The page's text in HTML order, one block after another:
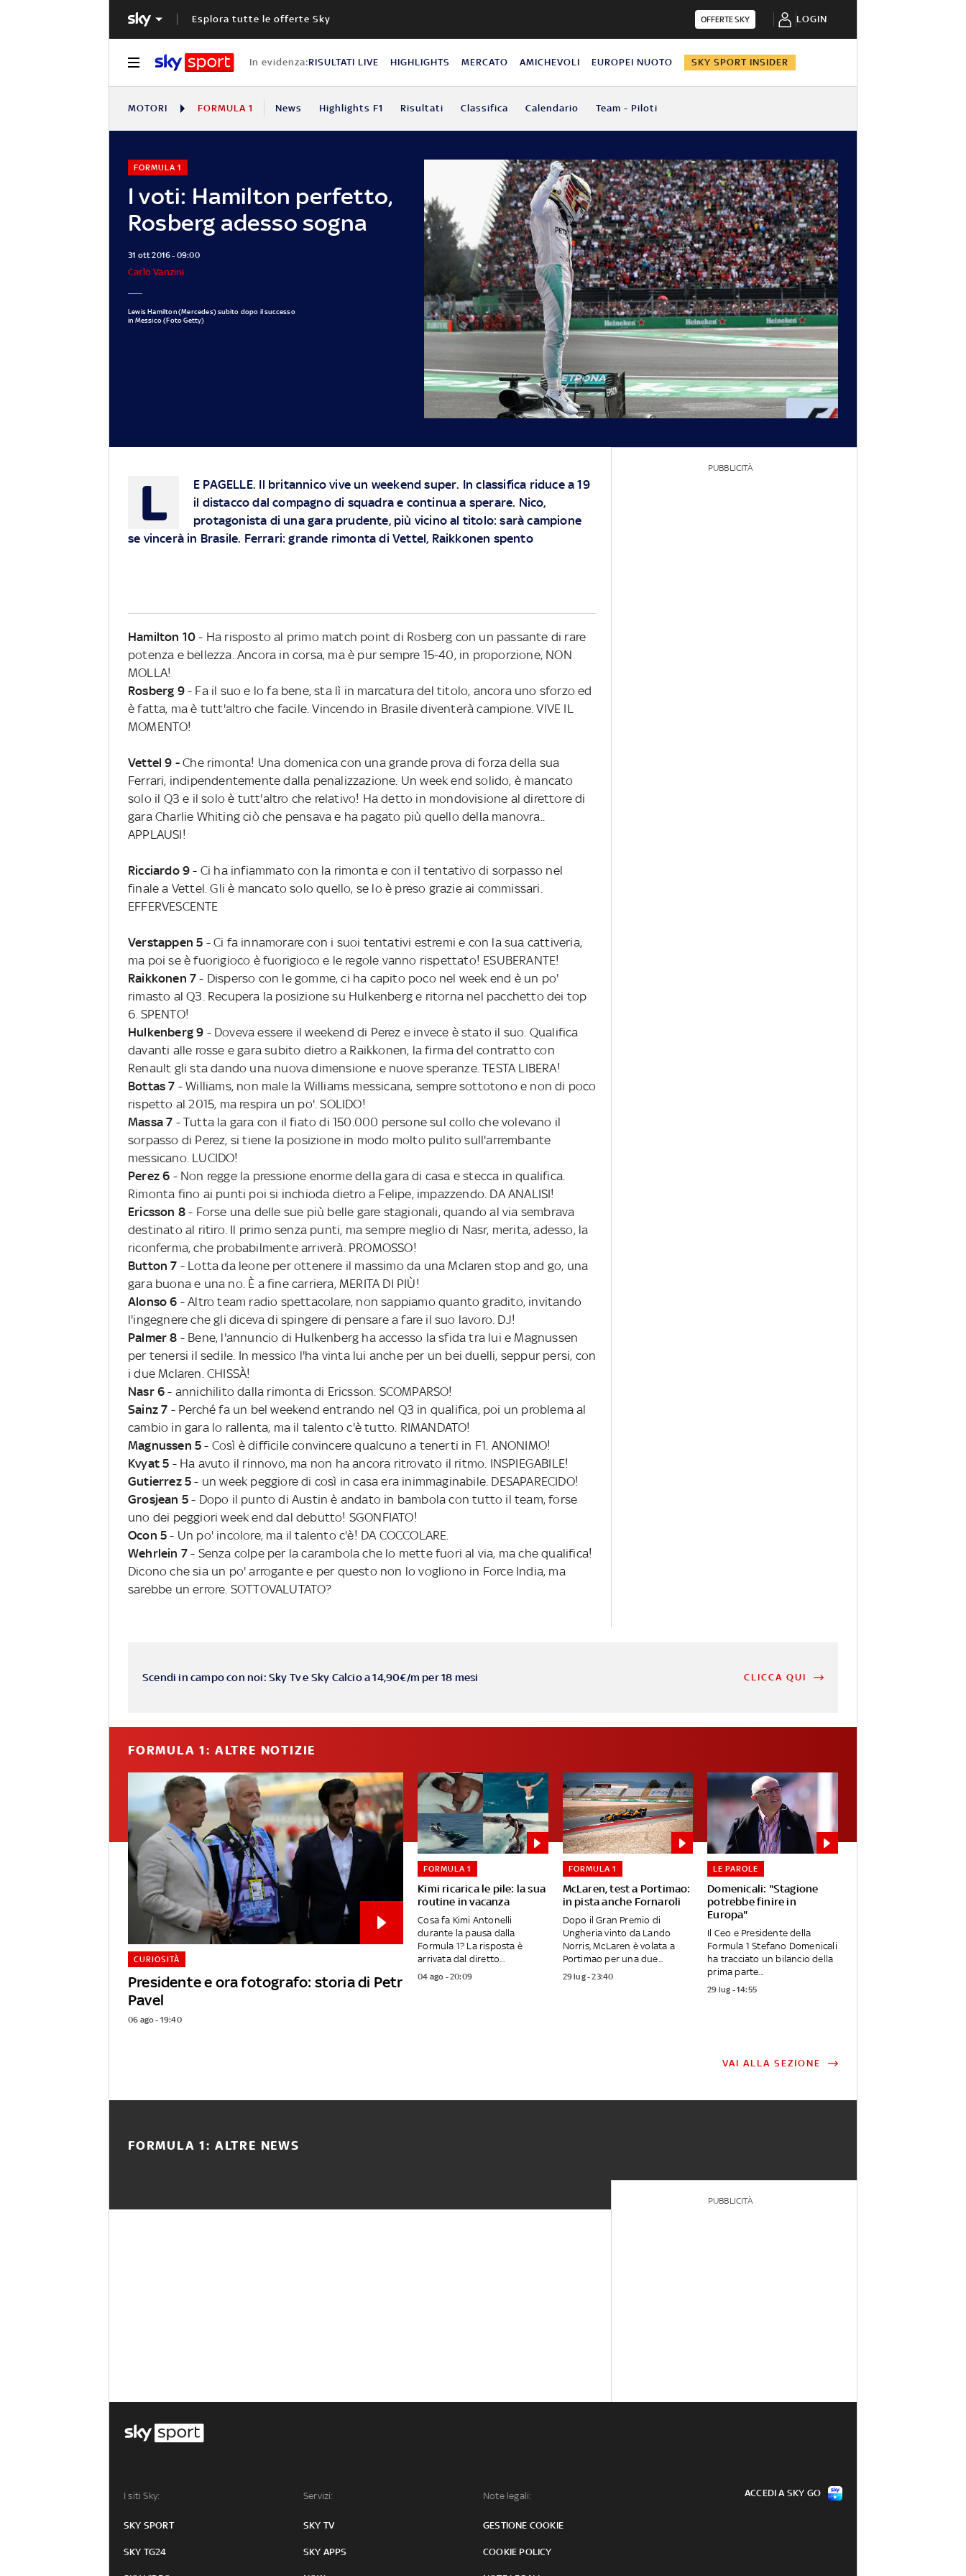
Esplora tutte le offerte Sky OFFERTE SKY LOGIN
In evidenza:RISULTATI LIVE HIGHLIGHTS MERCATO AMICHEVOLI EUROPEI NUOTO SKY SPORT INSIDER
MOTORI FORMULA 1 News Highlights F1 Risultati Classifica Calendario Team - Piloti
I voti: Hamilton perfetto,
Rosberg adesso sogna
FORMULA 1
31 ott 2016 - 09:00
Carlo Vanzini
Lewis Hamilton (Mercedes) subito dopo il successo
in Messico (Foto Getty)
L E PAGELLE. Il britannico vive un weekend super. In classifica riduce a 19
il distacco dal compagno di squadra e continua a sperare. Nico,
protagonista di una gara prudente, più vicino al titolo: sarà campione
se vincerà in Brasile. Ferrari: grande rimonta di Vettel, Raikkonen spento
Hamilton 10- Ha risposto al primo match point di Rosberg con un passante di rare
potenza e bellezza. Ancora in corsa, ma è pur sempre 15-40, in proporzione, NON
MOLLA!
Rosberg 9 - Fa il suo e lo fa bene, sta lì in marcatura del titolo, ancora uno sforzo ed
è fatta, ma è tutt'altro che facile. Vincendo in Brasile diventerà campione. VIVE IL
MOMENTO!
Vettel 9 -Che rimonta! Una domenica con una grande prova di forza della sua
Ferrari, indipendentemente dalla penalizzazione. Un week end solido, è mancato
solo il Q3 e il solo è tutt'altro che relativo! Ha detto in mondovisione al direttore di
gara Charlie Whiting ciò che pensava e ha pagato più quello della manovra..
APPLAUSI!
Ricciardo 9- Ci ha infiammato con la rimonta e con il tentativo di sorpasso nel
finale a Vettel. Gli è mancato solo quello, se lo è preso grazie ai commissari.
EFFERVESCENTE
Verstappen 5 - Ci fa innamorare con i suoi tentativi estremi e con la sua cattiveria,
ma poi se è fuorigioco è fuorigioco e le regole vanno rispettato! ESUBERANTE!
Raikkonen 7 - Disperso con le gomme, ci ha capito poco nel week end è un po'
rimasto al Q3. Recupera la posizione su Hulkenberg e ritorna nel pacchetto dei top
6. SPENTO!
Hulkenberg 9 - Doveva essere il weekend di Perez e invece è stato il suo. Qualifica
davanti alle rosse e gara subito dietro a Raikkonen, la firma del contratto con
Renault gli sta dando una nuova dimensione e nuove speranze. TESTA LIBERA!
Bottas 7 - Williams, non male la Williams messicana, sempre sottotono e non di poco
rispetto al 2015, ma respira un po'. SOLIDO!
Massa 7 - Tutta la gara con il fiato di 150.000 persone sul collo che volevano il
sorpasso di Perez, si tiene la posizione in modo molto pulito sull'arrembante
messicano. LUCIDO!
Perez 6 - Non regge la pressione enorme della gara di casa e stecca in qualifica.
Rimonta fino ai punti poi si inchioda dietro a Felipe, impazzendo. DA ANALISI!
Ericsson 8- Forse una delle sue più belle gare stagionali, quando al via sembrava
destinato al ritiro. Il primo senza punti, ma sempre meglio di Nasr, merita, adesso, la
riconferma, che probabilmente arriverà. PROMOSSO!
Button 7 - Lotta da leone per ottenere il massimo da una Mclaren stop and go, una
gara buona e una no. È a fine carriera, MERITA DI PIÙ!
Alonso 6 - Altro team radio spettacolare, non sappiamo quanto gradito, invitando
l'ingegnere che gli diceva di spingere di pensare a fare il suo lavoro. DJ!
Palmer 8 - Bene, l'annuncio di Hulkenberg ha accesso la sfida tra lui e Magnussen
per tenersi il sedile. In messico l'ha vinta lui anche per un bei duelli, seppur persi, con
i due Mclaren. CHISSÀ!
Nasr 6 - annichilito dalla rimonta di Ericsson. SCOMPARSO!
Sainz 7 - Perché fa un bel weekend entrando nel Q3 in qualifica, poi un problema al
cambio in gara lo rallenta, ma il talento c'è tutto. RIMANDATO!
Magnussen 5 - Così è difficile convincere qualcuno a tenerti in F1. ANONIMO!
Kvyat 5 - Ha avuto il rinnovo, ma non ha ancora ritrovato il ritmo. INSPIEGABILE!
Gutierrez 5 - un week peggiore di così in casa era inimmaginabile. DESAPARECIDO!
Grosjean 5- Dopo il punto di Austin è andato in bambola con tutto il team, forse
uno dei peggiori week end dal debutto! SGONFIATO!
Ocon 5 - Un po' incolore, ma il talento c'è! DA COCCOLARE.
Wehrlein 7- Senza colpe per la carambola che lo mette fuori al via, ma che qualifica!
Dicono che sia un po' arrogante e per questo non lo vogliono in Force India, ma
sarebbe un errore. SOTTOVALUTATO?
PUBBLICITÀ
Scendi in campo con noi: Sky Tv e Sky Calcio a 14,90€/m per 18 mesi CLICCA QUI
FORMULA 1: ALTRE NOTIZIE
Presidente e ora fotografo: storia di Petr
Pavel
CURIOSITÀ
06 ago - 19:40
Kimi ricarica le pile: la sua
routine in vacanza
FORMULA 1
Cosa fa Kimi Antonelli
durante la pausa dalla
Formula 1? La risposta è
arrivata dal diretto...
04 ago - 20:09
McLaren, test a Portimao:
in pista anche Fornaroli
FORMULA 1
Dopo il Gran Premio di
Ungheria vinto da Lando
Norris, McLaren è volata a
Portimao per una due...
29 lug - 23:40
Domenicali: "Stagione
potrebbe finire in
Europa"
LE PAROLE
Il Ceo e Presidente della
Formula 1 Stefano Domenicali
ha tracciato un bilancio della
prima parte...
29 lug - 14:55
VAI ALLA SEZIONE
FORMULA 1: ALTRE NEWS
PUBBLICITÀ
I siti Sky:
SKY SPORT
SKY TG24
Servizi:
SKY TV
SKY APPS
Note legali:
GESTIONE COOKIE
COOKIE POLICY
ACCEDI A SKY GO